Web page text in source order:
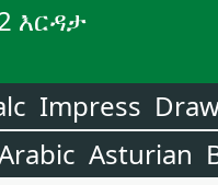
እርዳታ
Impress
Asturian